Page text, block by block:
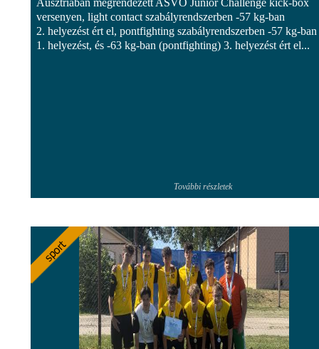
versenyen, light contact szabályrendszerben -57 kg-ban
2. helyezést ért el, pontfighting szabályrendszerben -57 kg-ban
1. helyezést, és -63 kg-ban (pontfighting) 3. helyezést ért el...
További részletek